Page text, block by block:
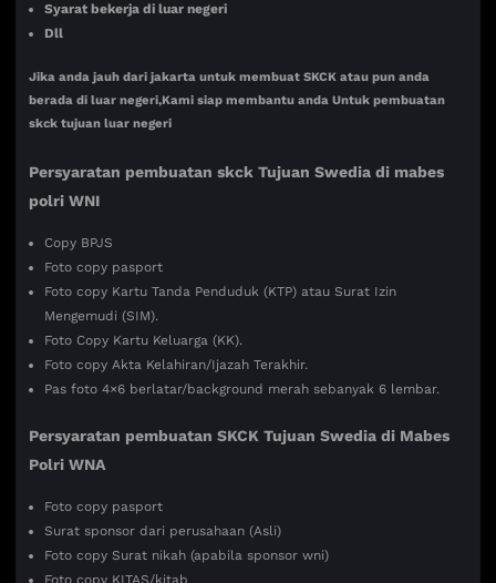
Syarat bekerja di luar negeri
Dll
Jika anda jauh dari jakarta untuk membuat SKCK atau pun anda
berada di luar negeri,Kami siap membantu anda Untuk pembuatan
skck tujuan luar negeri
Persyaratan pembuatan skck TujuanSwedia di mabes
polri WNI
Copy BPJS
Foto copy pasport
Foto copy Kartu Tanda Penduduk (KTP) atau Surat Izin
Mengemudi (SIM).
Foto Copy Kartu Keluarga (KK).
Foto copy Akta Kelahiran/Ijazah Terakhir.
Pas foto 4×6 berlatar/background merah sebanyak 6 lembar.
Persyaratan pembuatan SKCK TujuanSwedia di Mabes
Polri WNA
Foto copy pasport
Surat sponsor dari perusahaan (Asli)
Foto copy Surat nikah (apabila sponsor wni)
Foto copy KITAS/kitab